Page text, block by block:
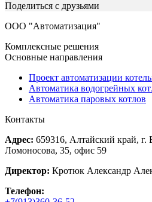
Поделиться с друзьями
ООО "Автоматизация"
Комплексные решения
Основные направления
Проект автоматизации
Автоматика водогрейных
Автоматика паровых котлов
Контакты
Адрес: 659316, Алтайский край, г.
Ломоносова, 35, офис 59
Директор: Кротюк Александр
Телефон: